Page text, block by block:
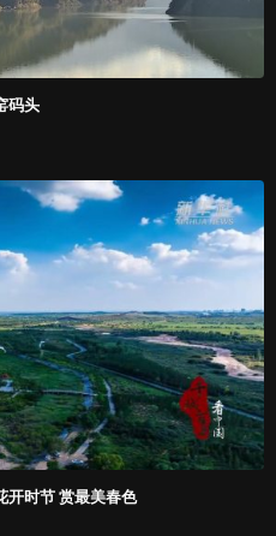
码头
开时节 赏最美春色